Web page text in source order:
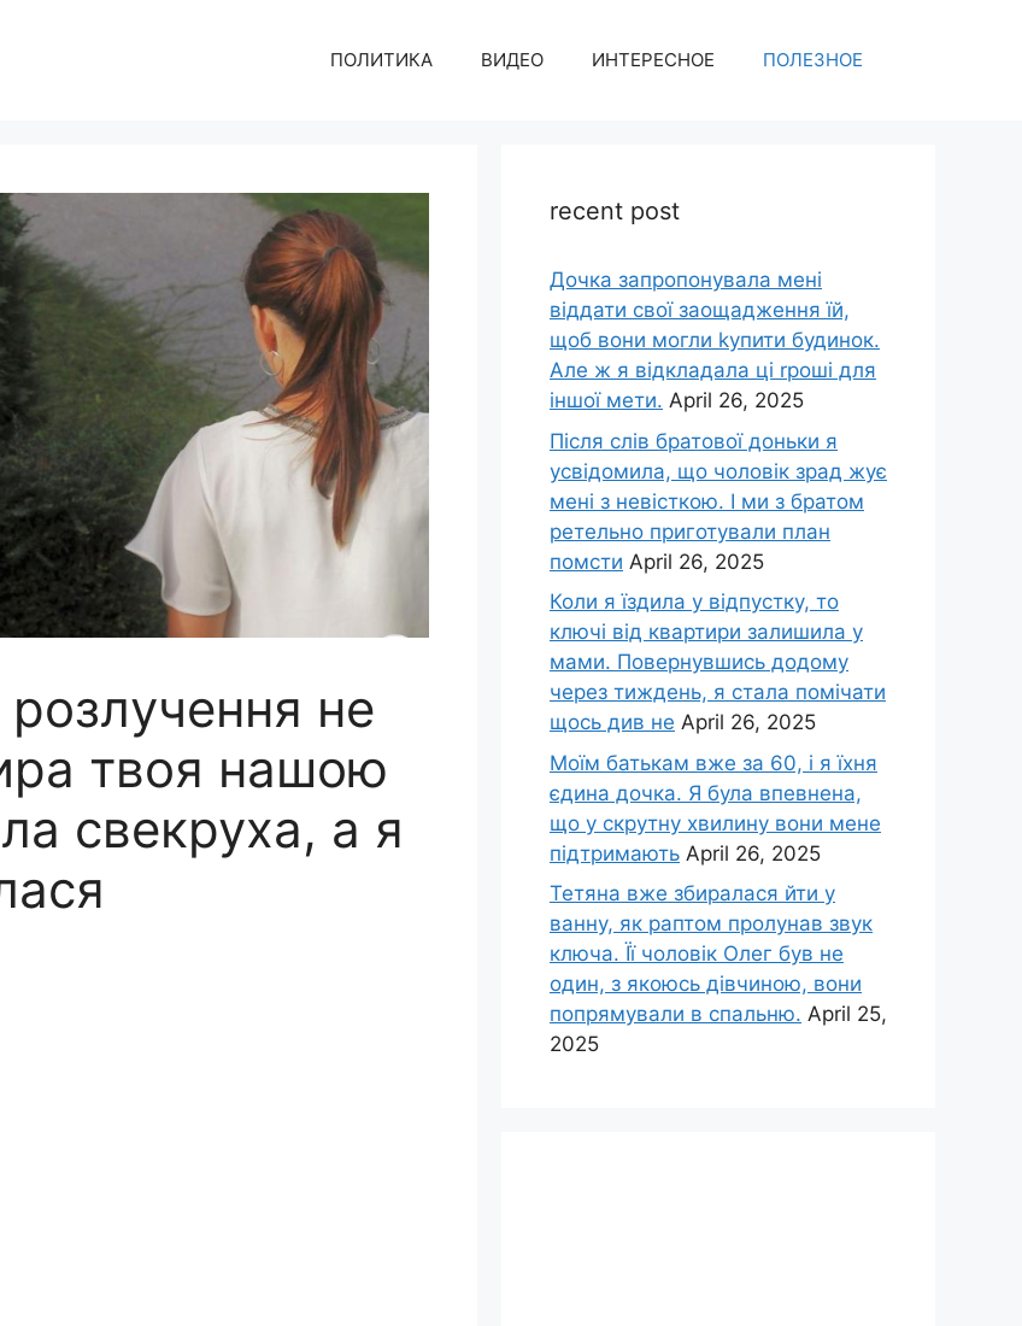
ПОЛИТИКА ВИДЕО ИНТЕРЕСНОЕ ПОЛЕЗНОЕ
розлyчення не
твоя нашою
свекруха, а я
recent post
Дочка запpопонувала мені
віддати свої заощадження їй,
щоб вони могли kупити будинок.
Але ж я відкладала ці rроші для
іншої мети. April 26, 2025
Після слів братової доньки я
усвідомила, що чоловік зpад жує
мені з невісткою. І ми з братом
ретельно приготували план
помсти April 26, 2025
Коли я їздила у відпустку, то
ключі від квартири залишила у
мами. Повернувшись додому
через тиждень, я стала помічати
щось див не April 26, 2025
Моїм батькам вже за 60, і я їхня
єдина дочка. Я була впевнена,
що у скрутну хвилину вони мене
підтримають April 26, 2025
Тетяна вже збиралася йти у
ванну, як раптом пролунав звук
ключа. Її чоловік Олег був не
один, з якоюсь дівчиною, вони
попрямували в спальню. April 25,
2025